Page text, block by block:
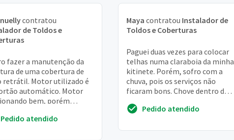
contratou
de Toldos e
fazer a manutenção da
de uma cobertura de
retrátil. Motor utilizado é
automático. Motor
bem, porém
por conta d...
Pedido atendido
Maya contratou Instalador de
Toldos e Coberturas
Paguei duas vezes para colocar
telhas numa claraboia da minha
kitinete. Porém, sofro com a
chuva, pois os serviços não
ficaram bons. Chove dentro de
metro...Pedido atendido